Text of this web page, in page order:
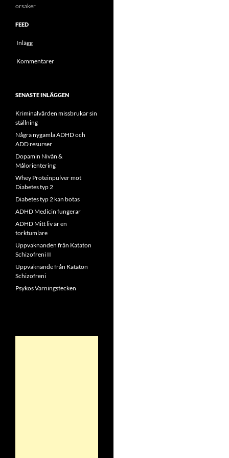
orsaker
FEED
Inlägg
Kommentarer
SENASTE INLÄGGEN
Kriminalvården missbrukar sin
ställning
Några nygamla ADHD och
ADD resurser
Dopamin Nivån &
Målorientering
Whey Proteinpulver mot
Diabetes typ 2
Diabetes typ 2 kan botas
ADHD Medicin fungerar
ADHD Mitt liv är en
torktumlare
Uppvaknanden från Kataton
Schizofreni II
Uppvaknande från Kataton
Schizofreni
Psykos Varningstecken